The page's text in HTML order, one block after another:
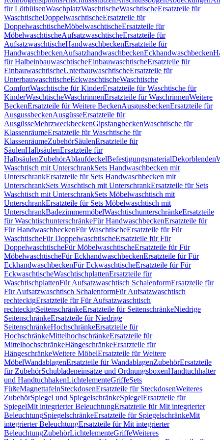
für LöthülsenWaschplatzWaschtischeWaschtischeErsatzteile für
WaschtischeDoppelwaschtischeErsatzteile für
DoppelwaschtischeMöbelwaschtischeErsatzteile für
MöbelwaschtischeAufsatzwaschtischeErsatzteile für
AufsatzwaschtischeHandwaschbeckenErsatzteile für
HandwaschbeckenAufsatzhandwaschbeckenEckhandwaschbecken
für HalbeinbauwaschtischeEinbauwaschtischeErsatzteile für
EinbauwaschtischeUnterbauwaschtischeErsatzteile für
UnterbauwaschtischeEckwaschtischeWaschtische
ComfortWaschtische für KinderErsatzteile für Waschtische für
KinderWaschtischeWaschrinnenErsatzteile für WaschrinnenWeitere
BeckenErsatzteile für Weitere BeckenAusgussbeckenErsatzteile für
AusgussbeckenAusgüsseErsatzteile für
AusgüsseMehrzweckbeckenGipsfangbeckenWaschtische für
KlassenräumeErsatzteile für Waschtische für
KlassenräumeZubehörSäulenErsatzteile für
SäulenHalbsäulenErsatzteile für
HalbsäulenZubehörAblaufdeckelBefestigungsmaterialDekorblenden
Waschtisch mit UnterschrankSets Handwaschbecken mit
UnterschrankErsatzteile für Sets Handwaschbecken mit
UnterschrankSets Waschtisch mit UnterschrankErsatzteile für Sets
Waschtisch mit UnterschrankSets Möbelwaschtisch mit
UnterschrankErsatzteile für Sets Möbelwaschtisch mit
UnterschrankBadezimmermöbelWaschtischunterschränkeErsatzteile
für WaschtischunterschränkeFür HandwaschbeckenErsatzteile für
Für HandwaschbeckenFür WaschtischeErsatzteile für Für
WaschtischeFür DoppelwaschtischeErsatzteile für Für
DoppelwaschtischeFür MöbelwaschtischeErsatzteile für Für
MöbelwaschtischeFür EckhandwaschbeckenErsatzteile für Für
EckhandwaschbeckenFür EckwaschtischeErsatzteile für Für
EckwaschtischeWaschtischplattenErsatzteile für
WaschtischplattenFür Aufsatzwaschtisch SchalenformErsatzteile für
Für Aufsatzwaschtisch SchalenformFür Aufsatzwaschtisch
rechteckigErsatzteile für Für Aufsatzwaschtisch
rechteckigSeitenschränkeErsatzteile für SeitenschränkeNiedrige
SeitenschränkeErsatzteile für Niedrige
SeitenschränkeHochschränkeErsatzteile für
HochschränkeMittelhochschränkeErsatzteile für
MittelhochschränkeHängeschränkeErsatzteile für
HängeschränkeWeitere MöbelErsatzteile für Weitere
MöbelWandablagenErsatzteile für WandablagenZubehörErsatzteile
für ZubehörSchubladeneinsätze und OrdnungsboxenHandtuchhalter
und HandtuchhakenLichtelementeGriffeSets
FüßeMagnettafelnSteckdosenErsatzteile für SteckdosenWeiteres
ZubehörSpiegel und SpiegelschränkeSpiegelErsatzteile für
SpiegelMit integrierter BeleuchtungErsatzteile für Mit integrierter
BeleuchtungSpiegelschränkeErsatzteile für SpiegelschränkeMit
integrierter BeleuchtungErsatzteile für Mit integrierter
BeleuchtungZubehörLichtelementeGriffeWeiteres